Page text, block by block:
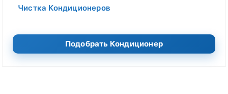
Чистка Кондиционеров
Подобрать Кондиционер